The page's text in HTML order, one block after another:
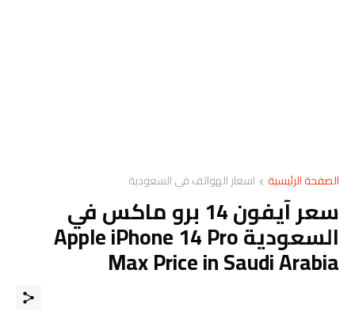
الصفحة الرئيسية اسعار الهواتف في السعودية
سعر آيفون 14 برو ماكس في
السعودية Apple iPhone 14 Pro
Max Price in Saudi Arabia